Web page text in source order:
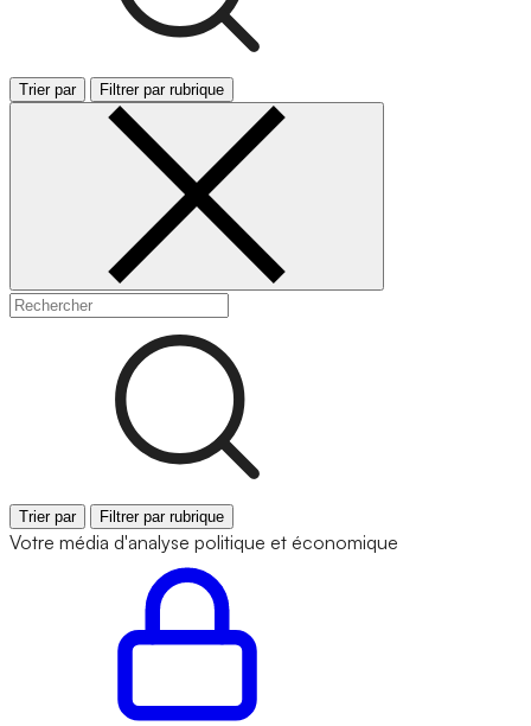
Trier par Filtrer par rubrique
Trier par Filtrer par rubrique
Votre média d'analyse politique et économique